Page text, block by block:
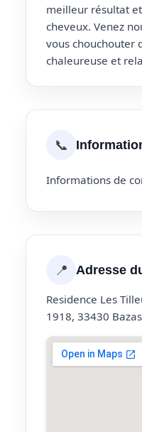
meilleur résultat
cheveux. Venez
vous chouchouter
chaleureuse et
📞
Informations de
📍 Adresse
Residence Les
1918, 33430 Bazas